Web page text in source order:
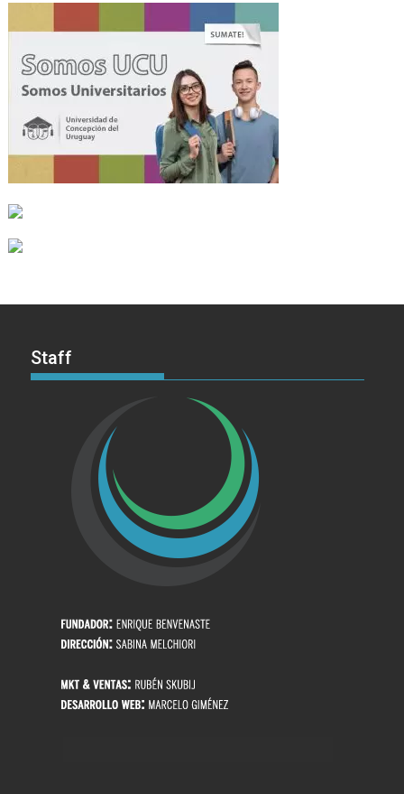
Staff